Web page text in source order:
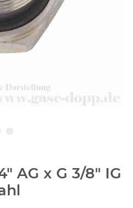
AG x G 3/8" IG